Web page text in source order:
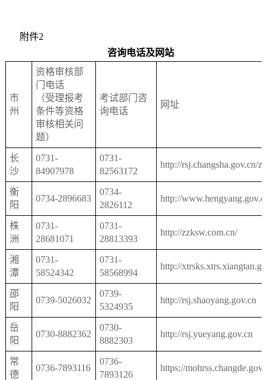
附件2
咨询电话及网站
市
州
资格审核部
门电话
（受理报考
条件等资格
审核相关问
题）
考试部门咨
询电话
网址
长
沙
0731-
84907978
0731-
82563172
http://rsj.changsha.gov.cn/
衡
阳
0734-2896683
0734-
2826112
http://
株
洲
0731-
28681071
0731-
28813393
http://zzksw.com.cn/
湘
潭
0731-
58524342
0731-
58568994
http://
邵
阳
0739-5026032
0739-
5324935
http://rsj.shaoyang.gov.cn
岳
阳
0730-8882362
0730-
8882303
http://rsj.yueyang.gov.cn
常
德
0736-7893116
0736-
7893126
https://